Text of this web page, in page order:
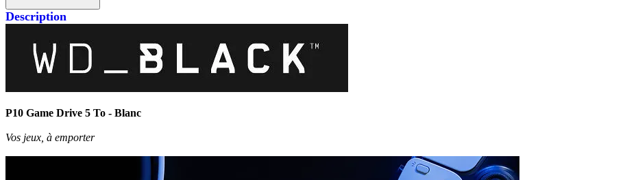
Description
P10 Game Drive 5 To - Blanc
Vos jeux, à emporter